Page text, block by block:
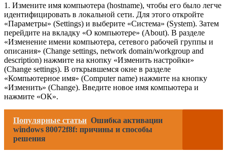
1. Измените имя компьютера (hostname), чтобы его было легче
идентифицировать в локальной сети. Для этого откройте
«Параметры» (Settings) и выберите «Система» (System). Затем
перейдите на вкладку «О компьютере» (About). В разделе
«Изменение имени компьютера, сетевого рабочей группы и
описания» (Change settings, network domain/workgroup and
description) нажмите на кнопку «Изменить настройки»
(Change settings). В открывшемся окне в разделе
«Компьютерное имя» (Computer name) нажмите на кнопку
«Изменить» (Change). Введите новое имя компьютера и
нажмите «ОК».
Популярные статьи Ошибка активации
windows 80072f8f: причины и способы
решения